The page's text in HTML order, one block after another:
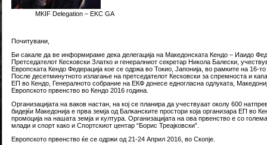
MKIF Delegation – EKC GA
Почитувани,
Би сакале да ве информираме дека делегација на Македонската Кендо – Иаидо
Претседателот Кесковски Златко и генералниот секретар Никола Балески,
Европската Кендо Федерација кое се одржа во Токио, Јапонија, во рамките на 16-
После десетминутното излагање на претседателот Кесковски за спремноста и
ЕП во Кендо, Генералното собрание на ЕКФ донесе едногласна одлуката,
Европското првенство во Кендо 2016 година.
Организацијата на ваков настан, на кој се планира да учествуаат околу 600
бидејќи Македонија е прва земја од Балканските простори која организара ЕП во
промоција на нашата земја и култура. Организацијата на ова првенство е со
млади и спорт како и Спортскиот центар “Борис Треајковски”.
Европското првенство ќе се одржи од 21-24 Април 2016, во Скопје.